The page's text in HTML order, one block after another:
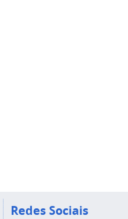
Redes Sociais